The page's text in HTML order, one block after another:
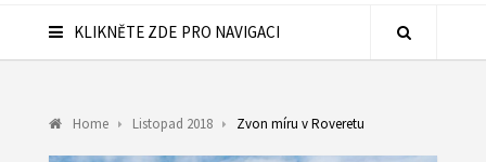
KLIKNĚTE ZDE PRO NAVIGACI
Home Listopad 2018 Zvon míru v Roveretu